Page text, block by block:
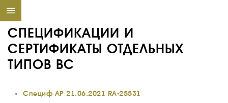
СПЕЦИФИКАЦИИ И
СЕРТИФИКАТЫ ОТДЕЛЬНЫХ
ТИПОВ ВС
Специф АР 21.06.2021 RA-25531